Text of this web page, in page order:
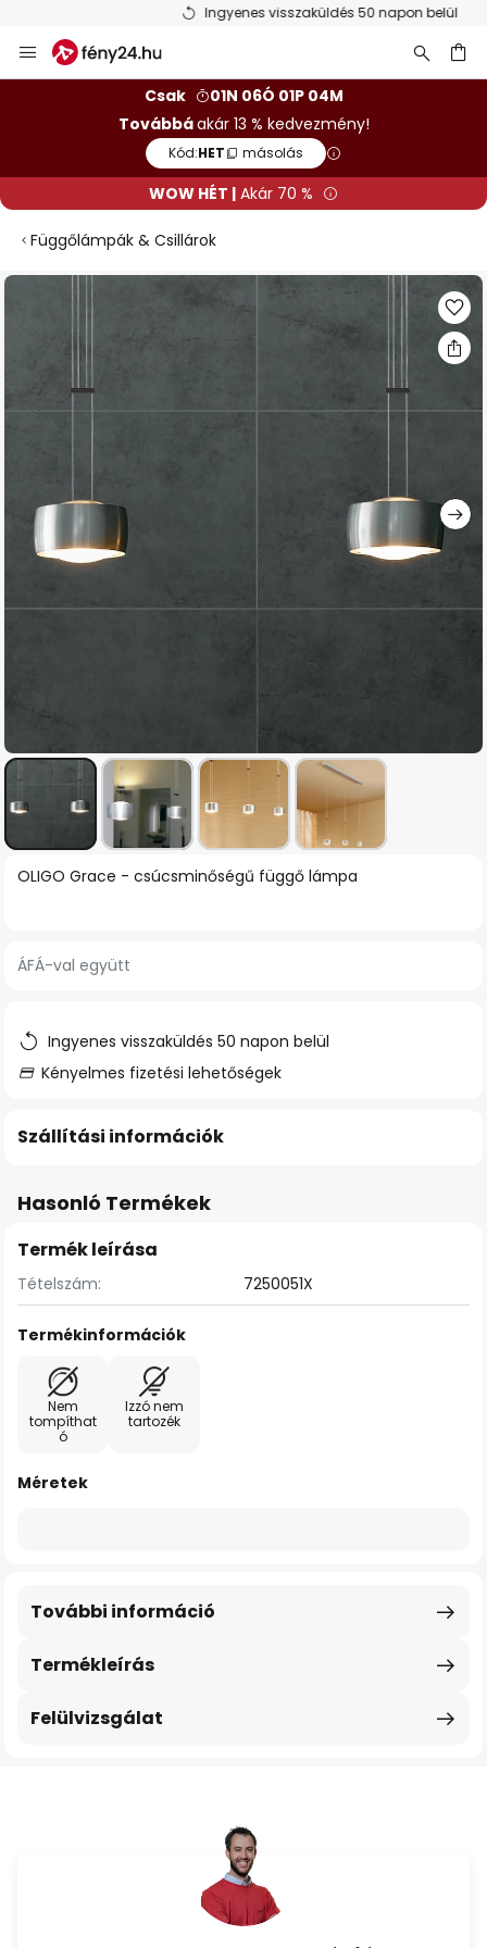
Ingyenes visszaküldés 50 napon belül
Ugrás
a
Csak
01N 06Ó 01P 04M
Továbbáakár 13 % kedvezmény!
Kód:HET másolás
WOW HÉT | Akár 70 %
Függőlámpák & Csillárok
Ugrás
képgaléria
Ugrás
OLIGO Grace - csúcsminőségű függő lámpa
ÁFÁ-val együtt
Ingyenes visszaküldés 50 napon belül
Kényelmes fizetési lehetőségek
Szállítási információk
Hasonló Termékek
Termék leírása
Tételszám: 7250051X
Termékinformációk
Nem
tompíthat
ó
Izzó nem
tartozék
Méretek
Termékleírás
További információ
Felülvizsgálat